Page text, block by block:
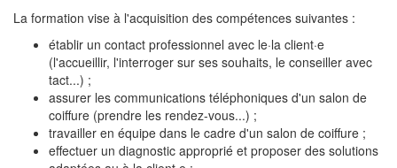
La formation vise à l'acquisition des compétences suivantes :
établir un contact professionnel avec le·la client·e
(l'accueillir, l'interroger sur ses souhaits, le conseiller avec
tact...) ;
assurer les communications téléphoniques d'un salon de
coiffure (prendre les rendez-vous...) ;
travailler en équipe dans le cadre d'un salon de coiffure ;
effectuer un diagnostic approprié et proposer des solutions